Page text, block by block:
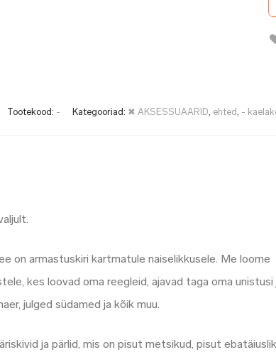
Tootekood: - Kategooriad: ✖ AKSESSUAARID, ehted, -
on armastuskiri kartmatule naiselikkusele. Me loome
kes loovad oma reegleid, ajavad taga oma unistusi
julged südamed ja kõik muu.
ja pärlid, mis on pisut metsikud, pisut